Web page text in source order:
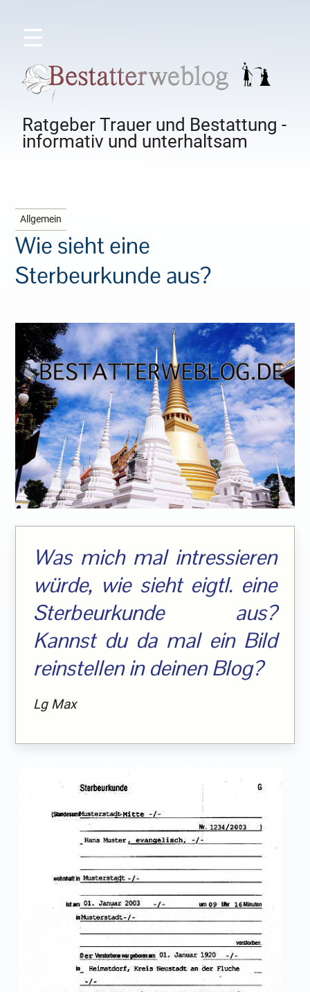
☰
Ratgeber Trauer und Bestattung -
informativ und unterhaltsam
Allgemein
Wie sieht eine
Sterbeurkunde aus?
Was mich mal intressieren
würde, wie sieht eigtl. eine
Sterbeurkunde aus?
Kannst du da mal ein Bild
reinstellen in deinen Blog?
Lg Max